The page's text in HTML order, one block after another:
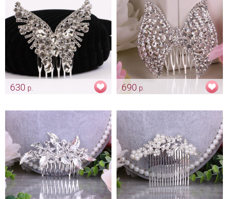
630 р.
690 р.